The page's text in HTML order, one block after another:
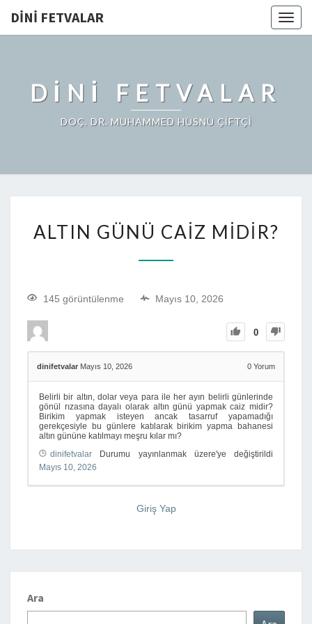
DINI FETVALAR
DINI FETVALAR
DOÇ. DR. MUHAMMED HÜSNÜ ÇİFTÇİ
ALTIN GÜNÜ CAIZ MIDIR?
145 görüntülenme Mayıs 10, 2026
0
dinifetvalar Mayıs 10, 2026 0 Yorum
Belirli bir altın, dolar veya para ile her ayın belirli günlerinde
gönül rızasına dayalı olarak altın günü yapmak caiz midir?
Birikim yapmak isteyen ancak tasarruf yapamadığı
gerekçesiyle bu günlere katılarak birikim yapma bahanesi
altın gününe katılmayı meşru kılar mı?
dinifetvalar Durumu yayınlanmak üzere'ye değiştirildi
Mayıs 10, 2026
Giriş Yap
Ara